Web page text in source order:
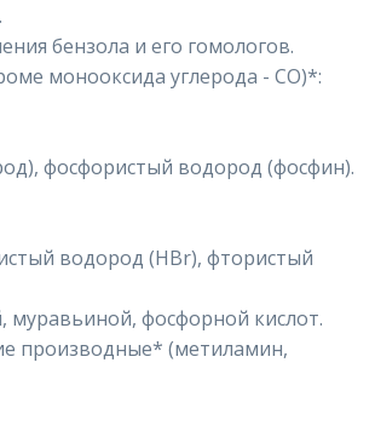
бензола и его гомологов.
монооксида углерода - CO)*:
фосфористый водород (фосфин).
водород (HBr), фтористый
муравьиной, фосфорной кислот.
производные* (метиламин,